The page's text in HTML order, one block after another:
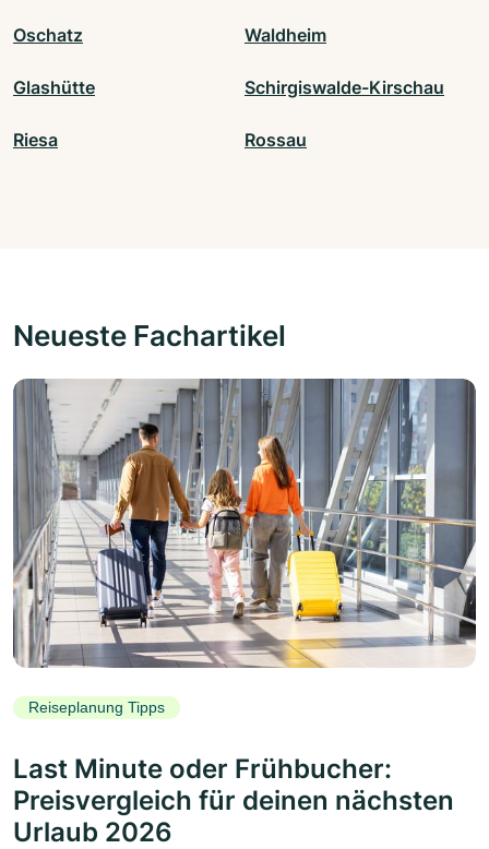
Oschatz Waldheim
Glashütte Schirgiswalde-Kirschau
Riesa Rossau
Neueste Fachartikel
Reiseplanung Tipps
Last Minute oder Frühbucher:
Preisvergleich für deinen nächsten
Urlaub 2026